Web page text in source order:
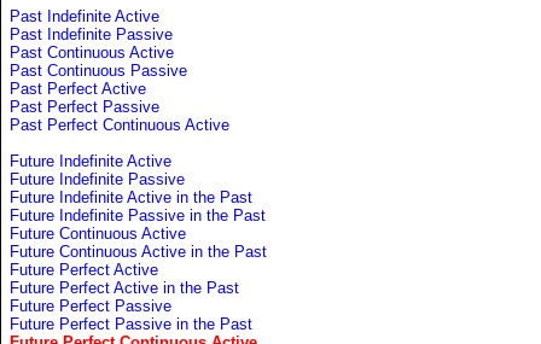
Past Indefinite Active
Past Indefinite Passive
Past Continuous Active
Past Continuous Passive
Past Perfect Active
Past Perfect Passive
Past Perfect Continuous Active
Future Indefinite Active
Future Indefinite Passive
Future Indefinite Active in the Past
Future Indefinite Passive in the Past
Future Continuous Active
Future Continuous Active in the Past
Future Perfect Active
Future Perfect Active in the Past
Future Perfect Passive
Future Perfect Passive in the Past